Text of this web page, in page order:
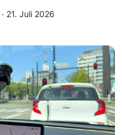
‧ 21. Juli 2026